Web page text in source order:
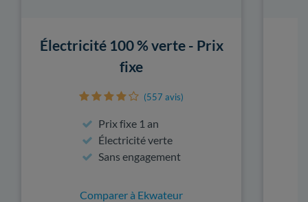
Électricité 100 % verte - Prix
fixe
(557 avis)
Prix fixe 1 an
Électricité verte
Sans engagement
Comparer à Ekwateur